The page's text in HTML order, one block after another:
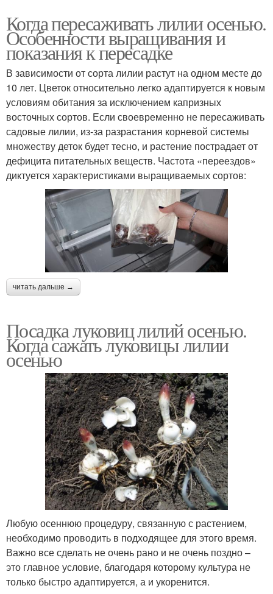
Когда пересаживать лилии осенью.
Особенности выращивания и
показания к пересадке
В зависимости от сорта лилии растут на одном месте до
10 лет. Цветок относительно легко адаптируется к новым
условиям обитания за исключением капризных
восточных сортов. Если своевременно не пересаживать
садовые лилии, из-за разрастания корневой системы
множеству деток будет тесно, и растение пострадает от
дефицита питательных веществ. Частота «переездов»
диктуется характеристиками выращиваемых сортов:
читать дальше →
Посадка луковиц лилий осенью.
Когда сажать луковицы лилии
осенью
Любую осеннюю процедуру, связанную с растением,
необходимо проводить в подходящее для этого время.
Важно все сделать не очень рано и не очень поздно –
это главное условие, благодаря которому культура не
только быстро адаптируется, а и укоренится.